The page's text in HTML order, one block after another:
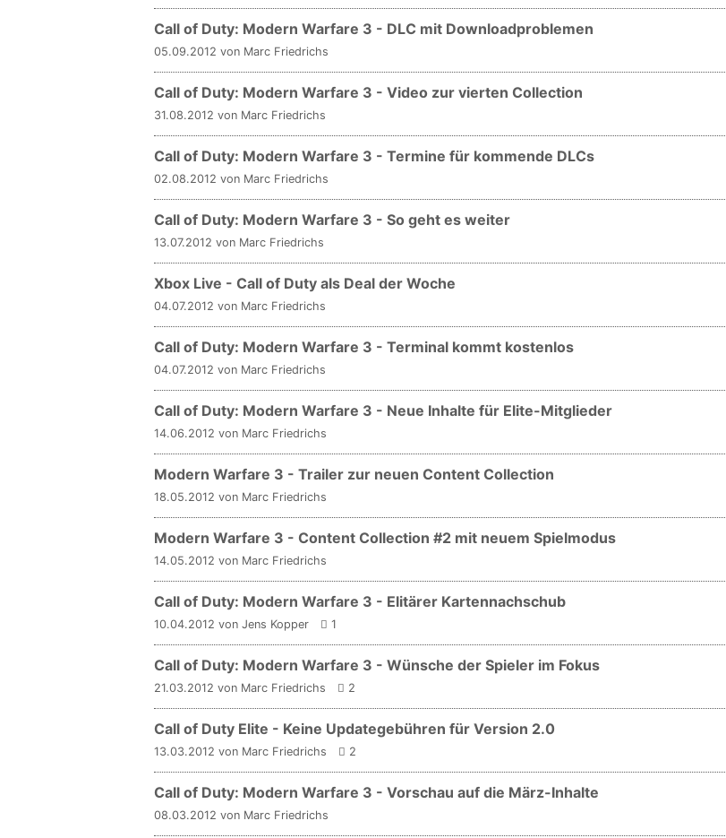
Call of Duty: Modern Warfare 3 - DLC mit Downloadproblemen
05.09.2012 von Marc Friedrichs
Call of Duty: Modern Warfare 3 - Video zur vierten Collection
31.08.2012 von Marc Friedrichs
Call of Duty: Modern Warfare 3 - Termine für kommende DLCs
02.08.2012 von Marc Friedrichs
Call of Duty: Modern Warfare 3 - So geht es weiter
13.07.2012 von Marc Friedrichs
Xbox Live - Call of Duty als Deal der Woche
04.07.2012 von Marc Friedrichs
Call of Duty: Modern Warfare 3 - Terminal kommt kostenlos
04.07.2012 von Marc Friedrichs
Call of Duty: Modern Warfare 3 - Neue Inhalte für Elite-Mitglieder
14.06.2012 von Marc Friedrichs
Modern Warfare 3 - Trailer zur neuen Content Collection
18.05.2012 von Marc Friedrichs
Modern Warfare 3 - Content Collection #2 mit neuem Spielmodus
14.05.2012 von Marc Friedrichs
Call of Duty: Modern Warfare 3 - Elitärer Kartennachschub
10.04.2012 von Jens Kopper 1
Call of Duty: Modern Warfare 3 - Wünsche der Spieler im Fokus
21.03.2012 von Marc Friedrichs 2
Call of Duty Elite - Keine Updategebühren für Version 2.0
13.03.2012 von Marc Friedrichs 2
Call of Duty: Modern Warfare 3 - Vorschau auf die März-Inhalte
08.03.2012 von Marc Friedrichs